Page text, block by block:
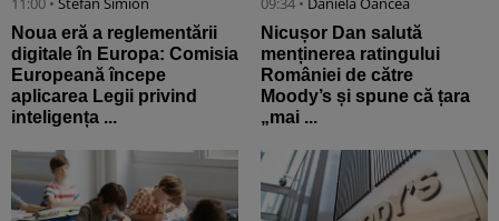
Noua eră a reglementării
digitale în Europa: Comisia
Europeană începe
aplicarea Legii privind
inteligența ...
Nicușor Dan salută
menținerea ratingului
României de către
Moody’s și spune că țara
„mai ...